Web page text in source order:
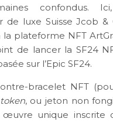
confondus.
de luxe Suisse Jcob &
la plateforme NFT
de lancer la SF24
sur l’Epic SF24.
bracelet NFT
, ou jeton non
œuvre unique inscrite